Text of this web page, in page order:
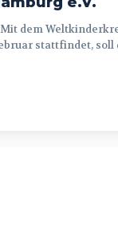
stattfindet,